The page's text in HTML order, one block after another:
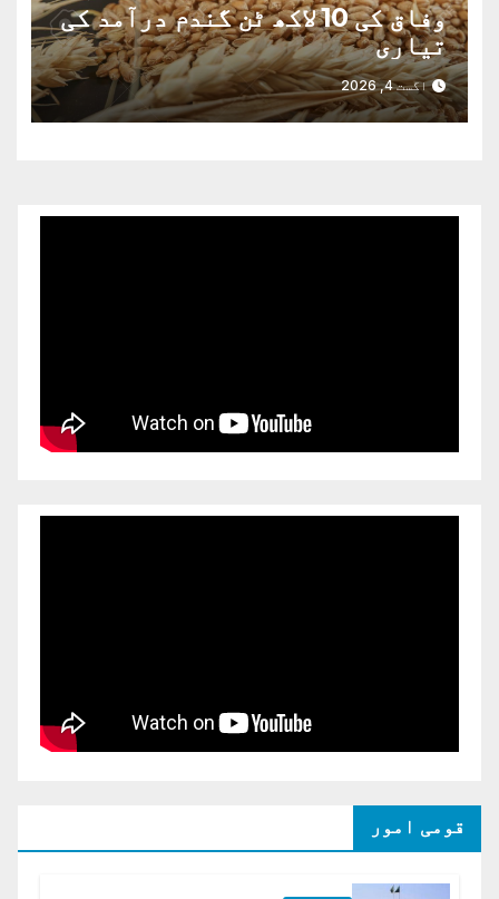
وفاق کی 10 لاکھ ٹن گندم درآمد کی
تیاری
اگست 4, 2026
قومی امور